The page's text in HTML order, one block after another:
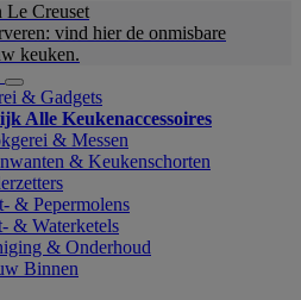
Le Creuset
vind hier de onmisbare
keuken.
& Gadgets
Alle Keukenaccessoires
& Messen
& Keukenschorten
& Pepermolens
& Waterketels
& Onderhoud
Binnen